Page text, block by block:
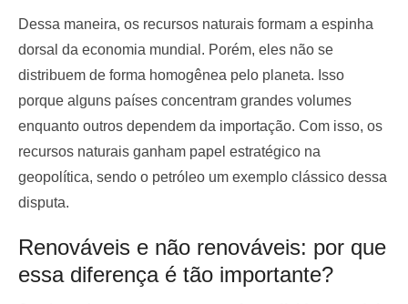
Dessa maneira, os recursos naturais formam a espinha
dorsal da economia mundial. Porém, eles não se
distribuem de forma homogênea pelo planeta. Isso
porque alguns países concentram grandes volumes
enquanto outros dependem da importação. Com isso, os
recursos naturais ganham papel estratégico na
geopolítica, sendo o petróleo um exemplo clássico dessa
disputa.
Renováveis e não renováveis: por que
essa diferença é tão importante?